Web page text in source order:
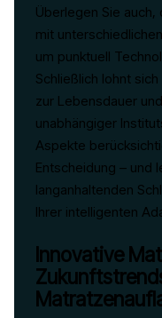
Überlegen Sie
mit
um punktuell
Schließlich lohnt
zur Lebensdauer
unabhängiger
Aspekte
Entscheidung – und
langanhaltenden
Ihrer intelligenten
Innovative